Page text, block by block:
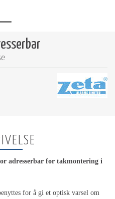
adresserbar for takmontering i
for å gi et optisk varsel om